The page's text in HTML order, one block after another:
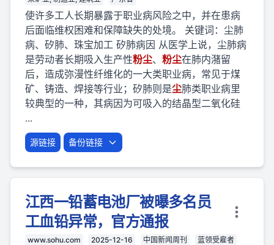
使许多工人长期暴露于职业病风险之中，并在患病
后面临维权困难和保障缺失的处境。 关键词：尘肺
病、矽肺、珠宝加工 矽肺病因 从医学上说，尘肺病
是劳动者长期吸入生产性粉尘、 粉尘在肺内潴留
后，造成弥漫性纤维化的一大类职业病，常见于煤
矿、铸造、焊接等行业；矽肺则是尘肺类职业病里
较典型的一种，其病因为可吸入的结晶型二氧化硅
...
源链接 备份链接
江西一铅蓄电池厂被曝多名员
工血铅异常，官方通报
www.sohu.com 2025-12-16 中国新闻周刊
蓝领受雇者